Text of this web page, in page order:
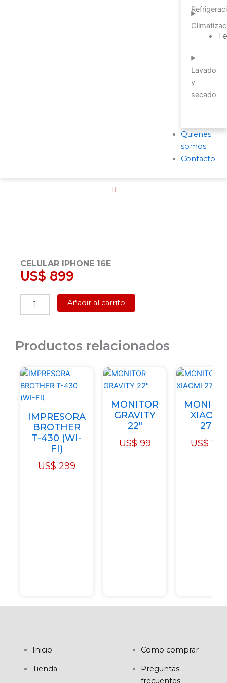
Lavado
y
secado
Quienes
somos
Contacto
CELULAR IPHONE 16E
US$ 899
IPHONE
Añadir al carrito
Productos relacionados
IMPRESORA
BROTHER
T-430 (WI-
FI)
US$ 299
MONITOR
GRAVITY
22"
US$ 99
XIAOMI
27"
US$ 189
Inicio
Tienda
Como comprar
Preguntas
frecuentes